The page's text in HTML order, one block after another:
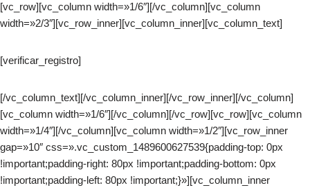
[vc_row][vc_column width=»1/6″][/vc_column][vc_column
width=»2/3″][vc_row_inner][vc_column_inner][vc_column_text]
[verificar_registro]
[/vc_column_text][/vc_column_inner][/vc_row_inner][/vc_column]
[vc_column width=»1/6″][/vc_column][/vc_row][vc_row][vc_column
width=»1/4″][/vc_column][vc_column width=»1/2″][vc_row_inner
gap=»10″ css=».vc_custom_1489600627539{padding-top: 0px
!important;padding-right: 80px !important;padding-bottom: 0px
!important;padding-left: 80px !important;}»][vc_column_inner